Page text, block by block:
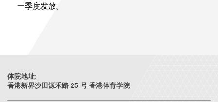
一季度发放。
体院地址:
香港新界沙田源禾路 25 号 香港体育学院